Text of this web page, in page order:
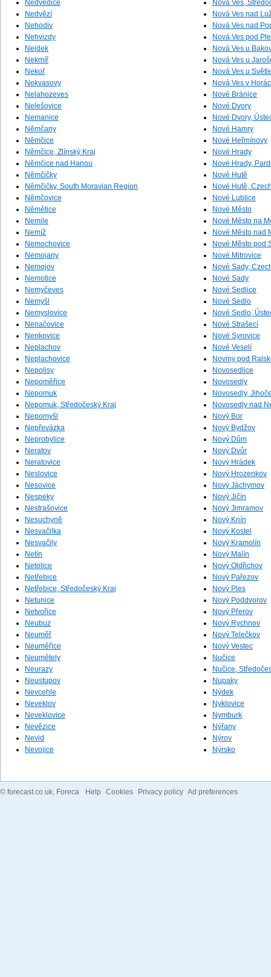
Nedvědice
Nedvězí
Nehodiv
Nehvizdy
Nejdek
Nekmíř
Nekoř
Nekvasovy
Nelahozeves
Nelešovice
Nemanice
Němčany
Němčice
Němčice, Zlínský Kraj
Němčice nad Hanou
Němčičky
Němčičky, South Moravian Region
Němčovice
Němětice
Nemile
Nemíž
Nemochovice
Nemojany
Nemojov
Nemotice
Nemyčeves
Nemyšl
Nemyslovice
Nenačovice
Nenkovice
Neplachov
Neplachovice
Nepolisy
Nepoměřice
Nepomuk
Nepomuk, Středočeský Kraj
Nepomyšl
Nepřevázka
Neprobylice
Neratov
Neratovice
Neslovice
Nesovice
Nespeky
Nestrašovice
Nesuchyně
Nesvačilka
Nesvačily
Netín
Netolice
Netřebice
Netřebice, Středočeský Kraj
Netunice
Netvořice
Neubuz
Neuměř
Neuměřice
Neumětely
Neurazy
Neustupov
Nevcehle
Neveklov
Neveklovice
Nevězice
Nevid
Nevojice
Nová Ves,
Nová Ves nad
Nová Ves nad
Nová Ves pod
Nová Ves u
Nová Ves u
Nová Ves u
Nová Ves v
Nové Bránice
Nové Dvory
Nové Dvory,
Nové Hamry
Nové Heřmínovy
Nové Hrady
Nové Hrady,
Nové Hutě
Nové Hutě,
Nové Lublice
Nové Město
Nové Město na
Nové Město nad
Nové Město pod
Nové Mitrovice
Nové Sady,
Nové Sady
Nové Sedlice
Nové Sedlo
Nové Sedlo,
Nové Strašecí
Nové Syrovice
Nové Veselí
Noviny pod
Novosedlice
Novosedly
Novosedly,
Novosedly nad
Nový Bor
Nový Bydžov
Nový Dům
Nový Dvůr
Nový Hrádek
Nový Hrozenkov
Nový Jáchymov
Nový Jičín
Nový Jimramov
Nový Knín
Nový Kostel
Nový Kramolín
Nový Malín
Nový Oldřichov
Nový Pařezov
Nový Ples
Nový Poddvorov
Nový Přerov
Nový Rychnov
Nový Telečkov
Nový Vestec
Nučice
Nučice,
Nupaky
Nýdek
Nyklovice
Nymburk
Nýřany
Nýrov
Nýrsko
© forecast.co.uk, Foreca Help Cookies Privacy policy Ad preferences